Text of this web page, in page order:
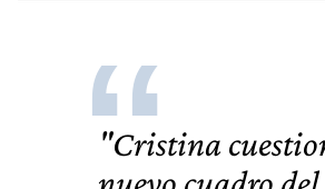
"Cristina